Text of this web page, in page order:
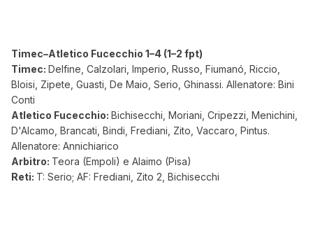
Timec–Atletico Fucecchio 1–4 (1–2 fpt)
Timec: Delfine, Calzolari, Imperio, Russo, Fiumanó, Riccio,
Bloisi, Zipete, Guasti, De Maio, Serio, Ghinassi. Allenatore: Bini
Conti
Atletico Fucecchio: Bichisecchi, Moriani, Cripezzi, Menichini,
D'Alcamo, Brancati, Bindi, Frediani, Zito, Vaccaro, Pintus.
Allenatore: Annichiarico
Arbitro: Teora (Empoli) e Alaimo (Pisa)
Reti: T: Serio; AF: Frediani, Zito 2, Bichisecchi